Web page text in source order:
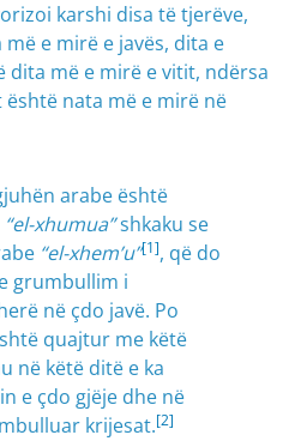
karshi disa të tjerëve,
e mirë e javës, dita e
dita më e mirë e vitit, ndërsa
nata më e mirë në
arabe është
“el-xhumua”shkaku se
“el-xhem’u”[1], që do
grumbullim i
në çdo javë. Po
quajtur me këtë
në këtë ditë e ka
e çdo gjëje dhe në
krijesat.[2]